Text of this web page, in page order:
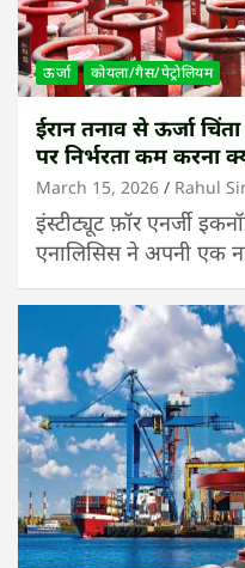
ऊर्जा कोयला/गैस/पेट्रोलियम
ईरान तनाव से ऊर्जा
पर निर्भरता कम करना
March 15, 2026 Rahul
इंस्टीट्यूट फ़ॉर एनर्जी
एनालिसिस ने अपनी एक